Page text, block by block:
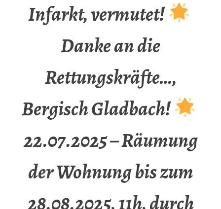
Infarkt, vermutet!
Danke an die
Rettungskräfte…,
Bergisch Gladbach!
22.07.2025 – Räumung
der Wohnung bis zum
28.08.2025, 11h, durch